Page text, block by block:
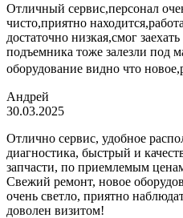
Отличный сервис,персонал
чисто,приятно
достаточно низкая,смог
подъемника тоже залезли под
оборудование видно что
Андрей
30.03.2025
Отлично сервис, удобное
диагностика, быстрый и
запчасти, по приемлемым
Свежий ремонт, новое
очень светло, приятно
доволен визитом!